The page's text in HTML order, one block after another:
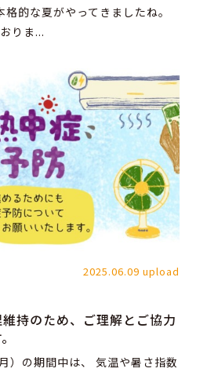
的な夏がやってきましたね。
りま...
2025.06.09 upload
持のため、ご理解とご協力
）の期間中は、 気温や暑さ指数